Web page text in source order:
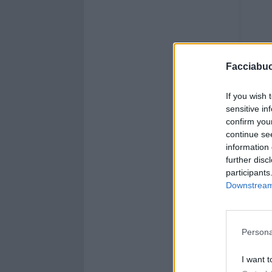
If you wish
sensitive
confirm
continue
information
further
I want